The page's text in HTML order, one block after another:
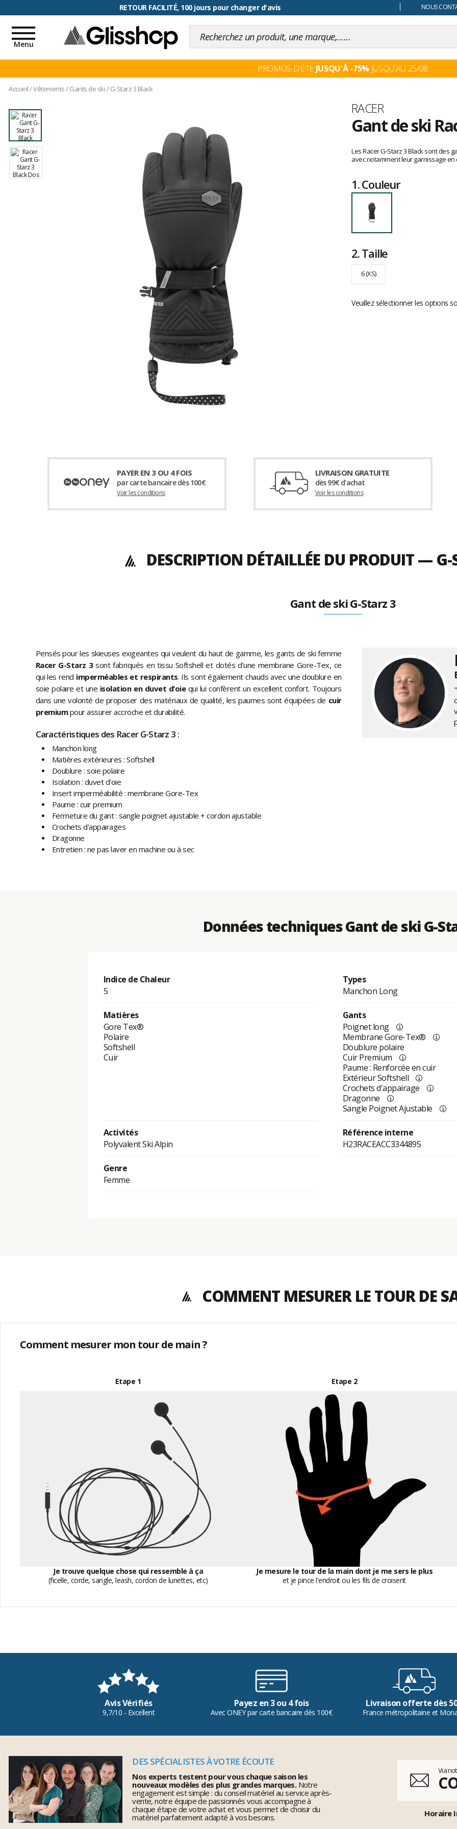
RETOUR FACILITÉ, 100 jours pour changer d'avis NOUS
Toggle
navigation
Menu
PROMOS D'ÉTÉ JUSQU'À -75%JUSQU'AU 25/08
Accueil/Vêtements/Gants de ski/G-Starz 3 Black
Marque
RACER
Gant de ski
avis
clients
Les Racer G-Starz 3 Black sont des
avec notamment leur garnissage en
1.Couleur
2.Taille
6 (XS)
Veuillez sélectionner les options
PAYER EN 3 OU 4 FOIS
par carte bancaire dès 100€
Voir les conditions
LIVRAISON GRATUITE
dès 99€ d'achat
Voir les conditions
DESCRIPTION DÉTAILLÉE DU PRODUIT —
Gant de ski G-Starz 3
Pensés pour les skieuses exigeantes qui veulent du haut de gamme, les gants de ski femme
Racer G-Starz 3sont fabriqués en tissu Softshell et dotés d’une membrane Gore-Tex, ce
qui les rend imperméables et respirants. Ils sont également chauds avec une doublure en
soie polaire et une isolation en duvet d’oiequi lui confèrent un excellent confort. Toujours
dans une volonté de proposer des matériaux de qualité, les paumes sont équipées de cuir
premiumpour assurer accroche et durabilité.
Caractéristiques des Racer G-Starz 3 :
Manchon long
Matières extérieures : Softshell
Doublure : soie polaire
Isolation : duvet d'oie
Insert imperméabilité : membrane Gore-Tex
Paume : cuir premium
Fermeture du gant : sangle poignet ajustable + cordon ajustable
Crochets d'appairages
Dragonne
Entretien : ne pas laver en machine ou à sec
Données techniques Gant de ski G-
Indice de Chaleur
5
Types
Manchon Long
Matières
Gore Tex®
Polaire
Softshell
Cuir
Gants
Poignet long
Membrane Gore-Tex®
Doublure polaire
Cuir Premium
Paume : Renforcée en cuir
Extérieur Softshell
Crochets d'appairage
Dragonne
Sangle Poignet Ajustable
Activités
Polyvalent Ski Alpin
Référence interne
H23RACEACC3344895
Genre
Femme
COMMENT MESURER LE TOUR DE
Comment mesurer mon tour de main ?
Etape 1
Je trouve quelque chose qui ressemble à ça
(ficelle, corde, sangle, leash, cordon de lunettes, etc)
Etape 2
Je mesure le tour de la main dont je me sers le plus
et je pince l'endroit ou les fils de croisent
Avis Vérifiés
9,7/10 - Excellent
Payez en 3 ou 4 fois
Avec ONEY par carte bancaire dès 100€
Livraison offerte dès
France métropolitaine et
DES SPÉCIALISTES À VOTRE ÉCOUTE
Nos experts testent pour vous chaque saison les
nouveaux modèles des plus grandes marques.Notre
engagement est simple : du conseil matériel au service après-
vente, notre équipe de passionnés vous accompagne à
chaque étape de votre achat et vous permet de choisir du
matériel parfaitement adapté à vos besoins.
Via
Horaire